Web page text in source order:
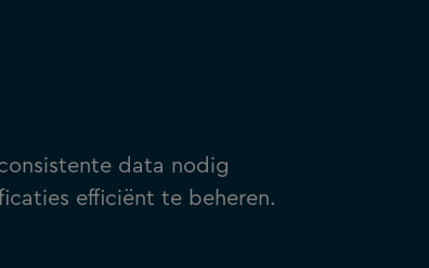
data nodig
efficiënt te beheren.